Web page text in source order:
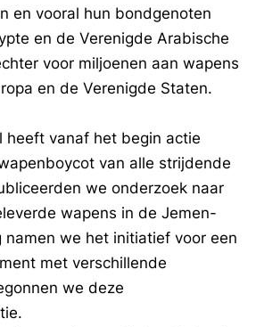
en vooral hun bondgenoten
en de Verenigde Arabische
voor miljoenen aan wapens
en de Verenigde Staten.
heeft vanaf het begin actie
van alle strijdende
we onderzoek naar
wapens in de Jemen-
namen we het initiatief voor een
met verschillende
we deze